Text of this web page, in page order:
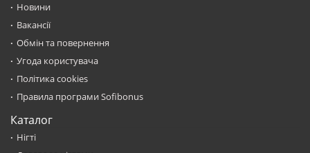
Новини
Вакансії
Обмін та повернення
Угода користувача
Політика cookies
Правила програми Sofibonus
Каталог
Нігті